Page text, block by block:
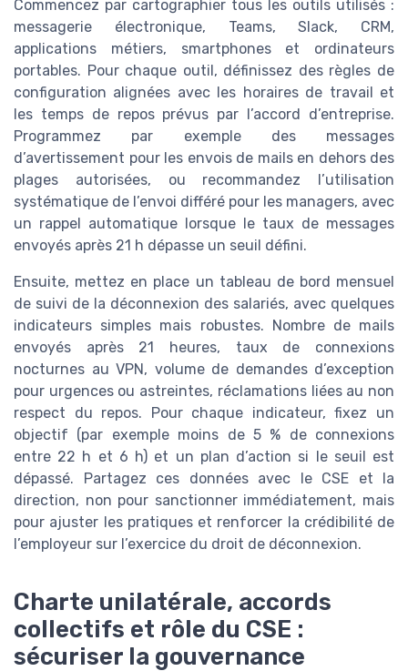
Commencez par cartographier tous les outils utilisés :
messagerie électronique, Teams, Slack, CRM,
applications métiers, smartphones et ordinateurs
portables. Pour chaque outil, définissez des règles de
configuration alignées avec les horaires de travail et
les temps de repos prévus par l’accord d’entreprise.
Programmez par exemple des messages
d’avertissement pour les envois de mails en dehors des
plages autorisées, ou recommandez l’utilisation
systématique de l’envoi différé pour les managers, avec
un rappel automatique lorsque le taux de messages
envoyés après 21 h dépasse un seuil défini.
Ensuite, mettez en place un tableau de bord mensuel
de suivi de la déconnexion des salariés, avec quelques
indicateurs simples mais robustes. Nombre de mails
envoyés après 21 heures, taux de connexions
nocturnes au VPN, volume de demandes d’exception
pour urgences ou astreintes, réclamations liées au non
respect du repos. Pour chaque indicateur, fixez un
objectif (par exemple moins de 5 % de connexions
entre 22 h et 6 h) et un plan d’action si le seuil est
dépassé. Partagez ces données avec le CSE et la
direction, non pour sanctionner immédiatement, mais
pour ajuster les pratiques et renforcer la crédibilité de
l’employeur sur l’exercice du droit de déconnexion.
Charte unilatérale, accords
collectifs et rôle du CSE :
sécuriser la gouvernance